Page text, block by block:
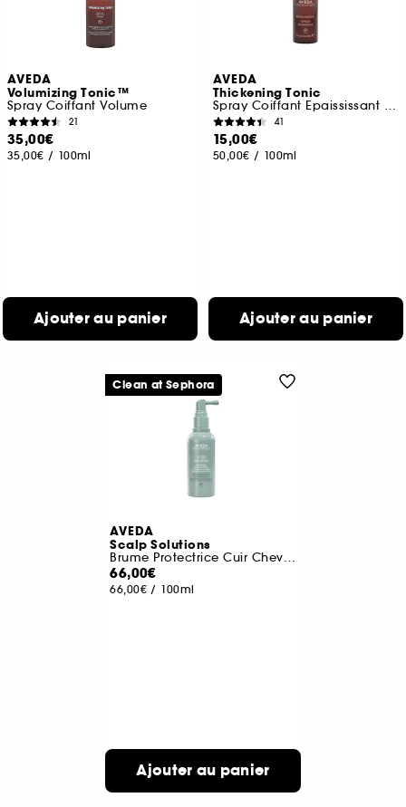
AVEDA
Volumizing Tonic™
Spray Coiffant Volume
21
35,00€
35,00€ / 100ml
Ajouter au panier
AVEDA
Thickening Tonic
Spray Coiffant Epaississant Format Voyage
41
15,00€
50,00€ / 100ml
Ajouter au panier
AVEDA
Scalp Solutions
Brume Protectrice Cuir Chevelu
66,00€
66,00€ / 100ml
Ajouter au panier
Clean at Sephora